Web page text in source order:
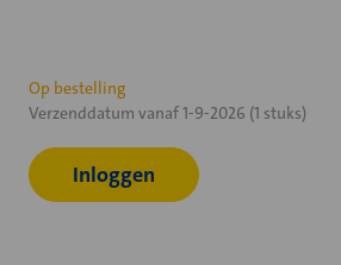
Huidige
voorraad:
Op bestelling
Verzenddatum vanaf 1-9-2026 (1 stuks)
Inloggen